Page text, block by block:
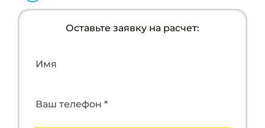
Оставьте заявку на расчет:
Имя
Ваш телефон *